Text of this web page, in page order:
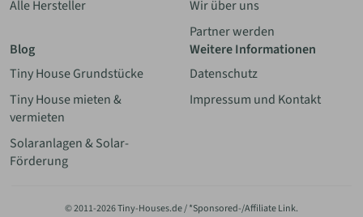
Alle Hersteller
Wir über uns
Partner werden
Blog
Tiny House Grundstücke
Tiny House mieten &
vermieten
Solaranlagen & Solar-
Förderung
Weitere Informationen
Datenschutz
Impressum und Kontakt
© 2011-2026 Tiny-Houses.de / *Sponsored-/Affiliate Link.